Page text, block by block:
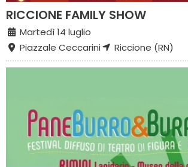
RICCIONE FAMILY SHOW
Martedì 14 luglio
Piazzale Ceccarini
Riccione (RN)